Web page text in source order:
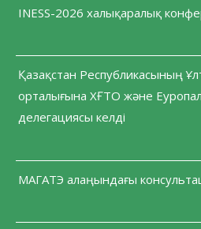
INESS-2026 халықаралық
Қазақстан Республикасының
орталығына ХҒТО және
делегациясы келді
МАГАТЭ алаңындағы